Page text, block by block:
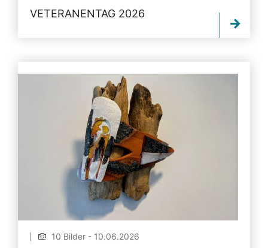
VETERANENTAG 2026
10 Bilder - 10.06.2026